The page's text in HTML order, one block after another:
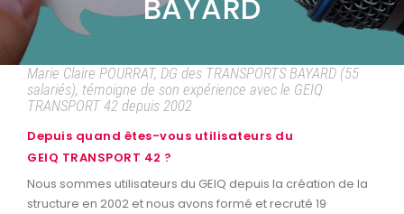
ACTU / EVENEMENTSBAYARD
Marie Claire POURRAT, DG des TRANSPORTS BAYARD (55
salariés), témoigne de son expérience avec le GEIQ
TRANSPORT 42 depuis 2002
Depuis quand êtes-vous utilisateurs du
GEIQ TRANSPORT 42 ?
Nous sommes utilisateurs du GEIQ depuis la création de la
structure en 2002 et nous avons formé et recruté 19